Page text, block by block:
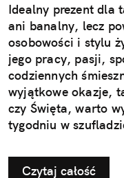
Idealny prezent dla
ani banalny, lecz
osobowości i stylu
jego pracy, pasji,
codziennych
wyjątkowe okazje,
czy Święta, warto
tygodniu w
taty.
Czytaj całość